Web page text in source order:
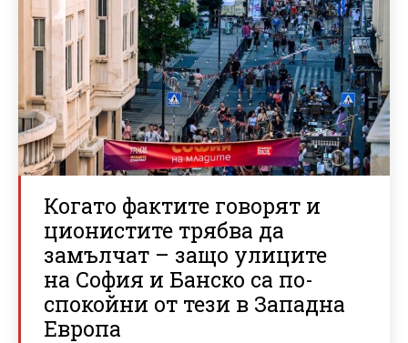
Когато фактите говорят и
ционистите трябва да
замълчат – защо улиците
на София и Банско са по-
спокойни от тези в Западна
Европа